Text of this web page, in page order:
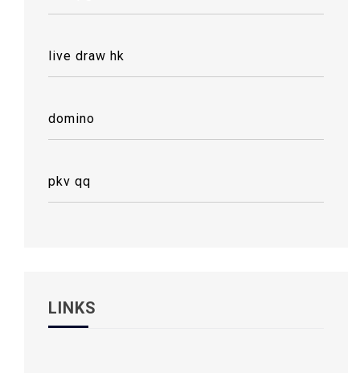
live draw hk
domino
pkv qq
LINKS